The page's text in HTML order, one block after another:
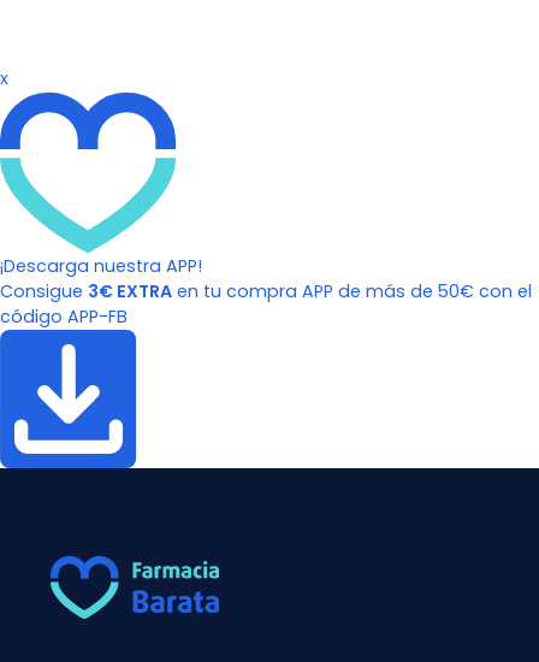
x
¡Descarga nuestra APP!
Consigue 3€ EXTRA en tu compra APP de más de 50€ con el
código APP-FB